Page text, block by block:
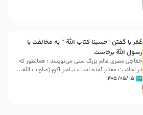
عُمَر با گفتن “حسبنا كتاب اللّه ” به مخالفت با
رسول اللّه برخاست
خفاجی مصری عالم بزرگ سنی می‌نویسد : همانطور که
در احادیث معتبر آمده است، پیامبر اکرم (صلوات اللّه...
۱۵ /۰۵/ ۱۴۰۵